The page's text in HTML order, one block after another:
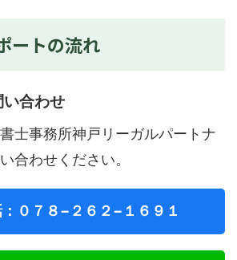
ートの流れ
い合わせ
士事務所神戸リーガルパートナ
合わせください。
０７８−２６２−１６９１